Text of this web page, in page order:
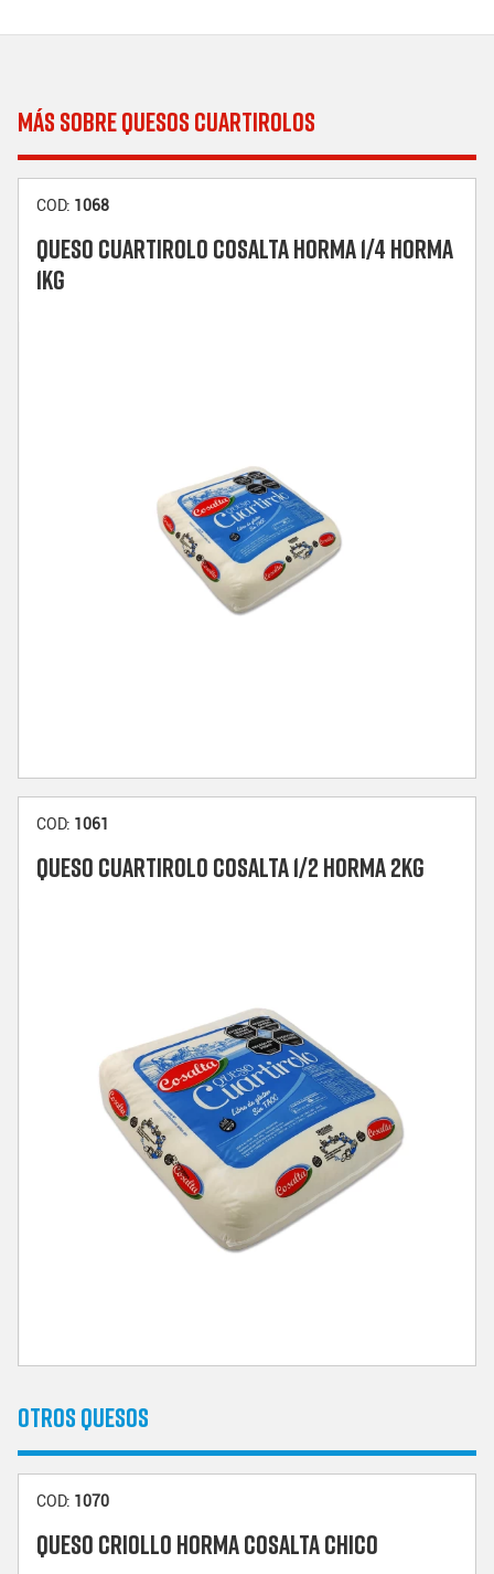
MÁS SOBRE QUESOS CUARTIROLOS
COD: 1068
QUESO CUARTIROLO COSALTA HORMA 1/4 HORMA
1KG
COD: 1061
QUESO CUARTIROLO COSALTA 1/2 HORMA 2KG
OTROS QUESOS
COD: 1070
QUESO CRIOLLO HORMA COSALTA CHICO